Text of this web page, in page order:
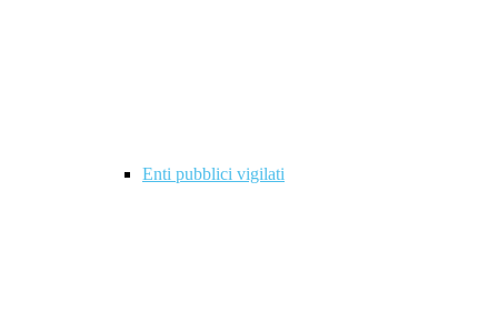
Enti pubblici vigilati